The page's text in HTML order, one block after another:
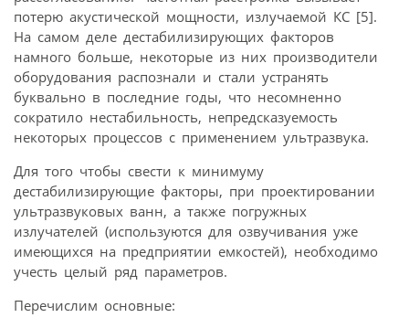
потерю акустической мощности, излучаемой КС [5].
На самом деле дестабилизирующих факторов
намного больше, некоторые из них производители
оборудования распознали и стали устранять
буквально в последние годы, что несомненно
сократило нестабильность, непредсказуемость
некоторых процессов с применением ультразвука.
Для того чтобы свести к минимуму
дестабилизирующие факторы, при проектировании
ультразвуковых ванн, а также погружных
излучателей (используются для озвучивания уже
имеющихся на предприятии емкостей), необходимо
учесть целый ряд параметров.
Перечислим основные: